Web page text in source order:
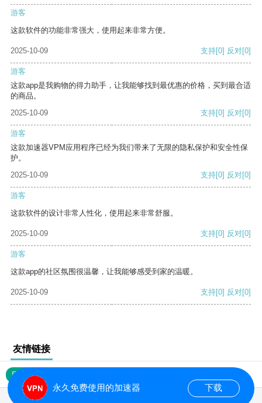
游客
这款软件的功能非常强大，使用起来非常方便。
2025-10-09 支持[0] 反对[0]
游客
这款app是我购物的得力助手，让我能够找到最优惠的价格，买到最合适
的商品。
2025-10-09
支持[0] 反对[0]
游客
这款加速器VPM应用程序已经为我们带来了无限的隐私保护和安全性保
护。
2025-10-09
支持[0] 反对[0]
游客
这款软件的设计非常人性化，使用起来非常舒服。
2025-10-09 支持[0] 反对[0]
游客
这款app的社区氛围很温馨，让我能够感受到家的温暖。
2025-10-09 支持[0] 反对[0]
友情链接
网站地图
永久免费使用的加速器 下载